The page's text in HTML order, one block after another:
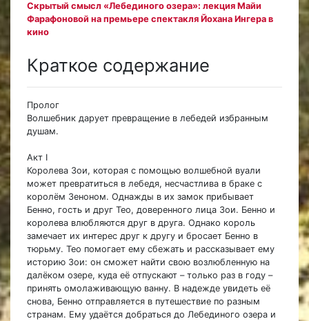
Скрытый смысл «Лебединого озера»: лекция Майи
Фарафоновой на премьере спектакля Йохана Ингера в
кино
Краткое содержание
Пролог
Волшебник дарует превращение в лебедей избранным
душам.
Акт I
Королева Зои, которая с помощью волшебной вуали
может превратиться в лебедя, несчастлива в браке с
королём Зеноном. Однажды в их замок прибывает
Бенно, гость и друг Тео, доверенного лица Зои. Бенно и
королева влюбляются друг в друга. Однако король
замечает их интерес друг к другу и бросает Бенно в
тюрьму. Тео помогает ему сбежать и рассказывает ему
историю Зои: он сможет найти свою возлюбленную на
далёком озере, куда её отпускают – только раз в году –
принять омолаживающую ванну. В надежде увидеть её
снова, Бенно отправляется в путешествие по разным
странам. Ему удаётся добраться до Лебединого озера и